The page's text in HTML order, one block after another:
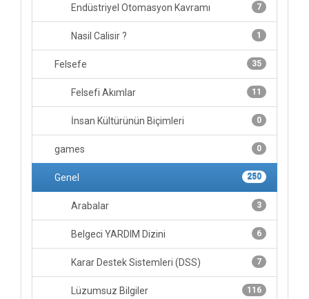
7
Endüstriyel Otomasyon Kavramı
1
Nasil Calisir ?
35
Felsefe
11
Felsefi Akımlar
0
İnsan Kültürünün Biçimleri
0
games
250
Genel
3
Arabalar
6
Belgeci YARDIM Dizini
7
Karar Destek Sistemleri (DSS)
116
Lüzumsuz Bilgiler